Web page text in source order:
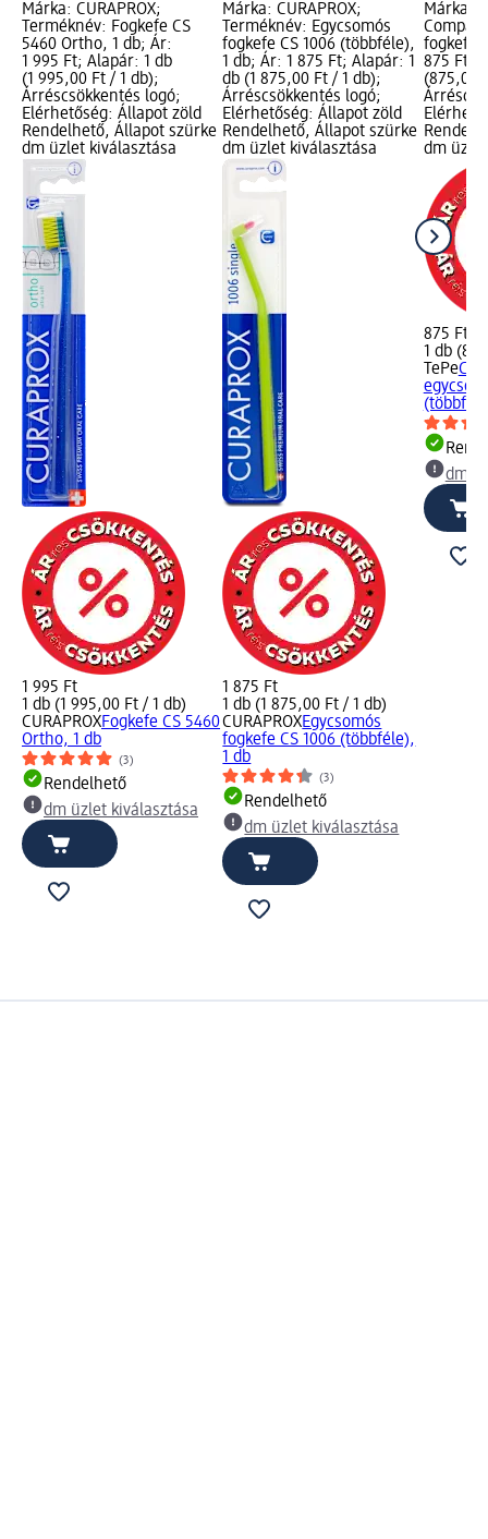
Márka: CURAPROX;
Terméknév: Fogkefe CS
5460 Ortho, 1 db; Ár:
1 995 Ft; Alapár: 1 db
(1 995,00 Ft / 1 db);
Árréscsökkentés logó;
Elérhetőség: Állapot zöld
Rendelhető, Állapot szürke
dm üzlet kiválasztása
1 995 Ft
1 db (1 995,00 Ft / 1 db)
CURAPROXFogkefe CS 5460
Ortho, 1 db
(3)
Rendelhető
dm üzlet kiválasztása
Márka: CURAPROX;
Terméknév: Egycsomós
fogkefe CS 1006 (többféle),
1 db; Ár: 1 875 Ft; Alapár: 1
db (1 875,00 Ft / 1 db);
Árréscsökkentés logó;
Elérhetőség: Állapot zöld
Rendelhető, Állapot szürke
dm üzlet kiválasztása
1 875 Ft
1 db (1 875,00 Ft / 1 db)
CURAPROXEgycsomós
fogkefe CS 1006 (többféle),
1 db
(3)
Rendelhető
dm üzlet kiválasztása
Márka:
fogkefe
875 Ft;
(875,00
dm
875 Ft
1 db
TePe
dm